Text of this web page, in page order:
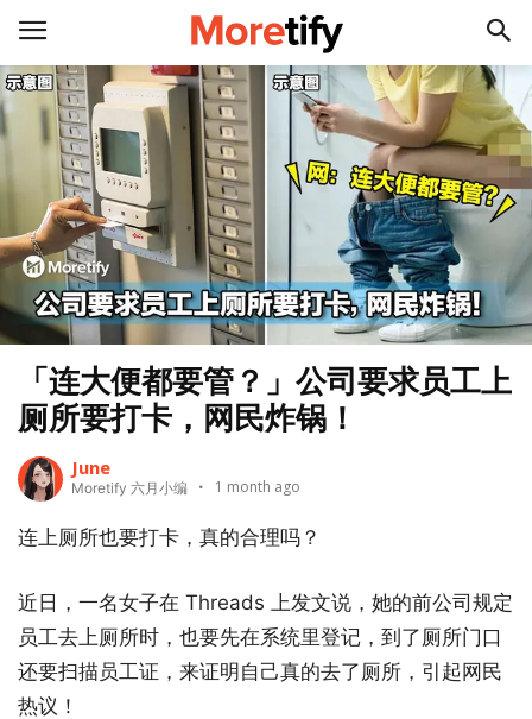
「连大便都要管？」公司要求员工上
厕所要打卡，网民炸锅！
June
Moretify 六月小编 1 month ago
连上厕所也要打卡，真的合理吗？
近日，一名女子在 Threads 上发文说，她的前公司规定
员工去上厕所时，也要先在系统里登记，到了厕所门口
还要扫描员工证，来证明自己真的去了厕所，引起网民
热议！